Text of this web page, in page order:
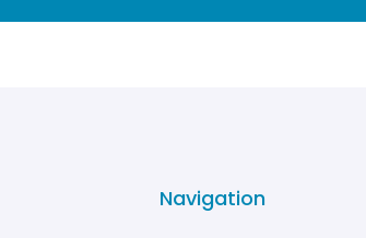
Navigation